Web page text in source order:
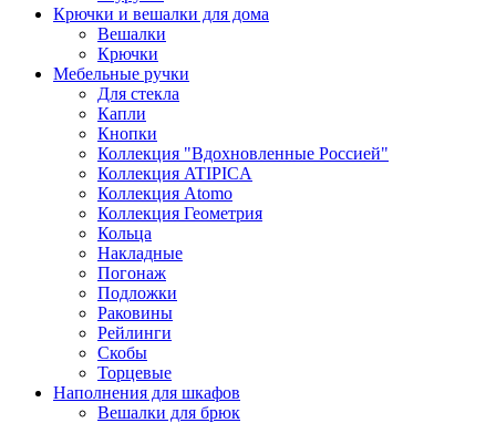
Крючки и вешалки для дома
Вешалки
Крючки
Мебельные ручки
Для стекла
Капли
Кнопки
Коллекция "Вдохновленные Россией"
Коллекция ATIPICA
Коллекция Atomo
Коллекция Геометрия
Кольца
Накладные
Погонаж
Подложки
Раковины
Рейлинги
Скобы
Торцевые
Наполнения для шкафов
Вешалки для брюк